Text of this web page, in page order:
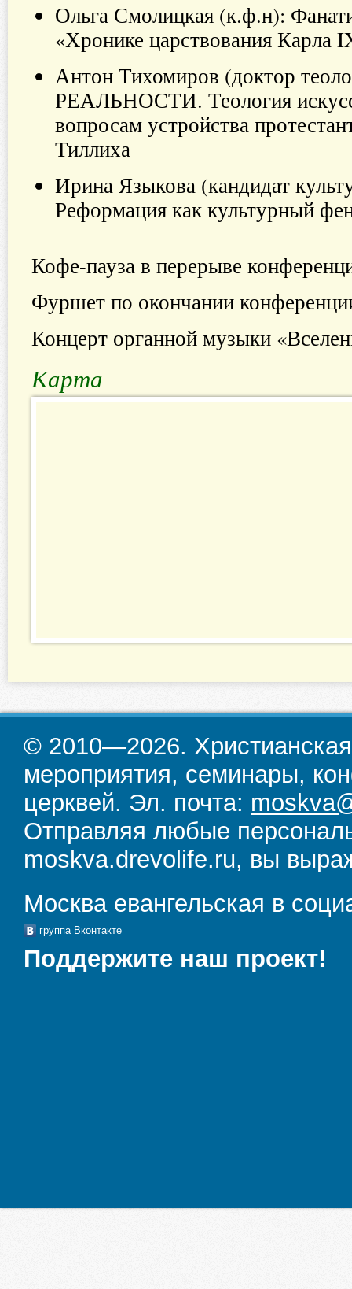
Ольга Смолицкая (к.ф.н):
«Хронике царствования
Антон Тихомиров (доктор
РЕАЛЬНОСТИ. Теология
вопросам устройства
Тиллиха
Ирина Языкова (кандидат
Реформация как культурный
Кофе-пауза в перерыве
Фуршет по окончании
Концерт органной музыки
Карта
© 2010—2026.
мероприятия, семинары,
церквей. Эл. почта:
Отправляя любые
moskva.drevolife.ru, вы
Москва евангельская в
группа Вконтакте
Поддержите наш проект!